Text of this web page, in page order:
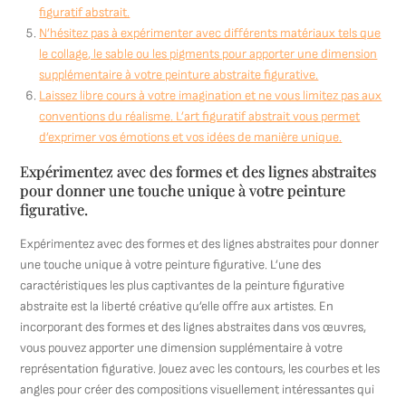
figuratif abstrait.
N’hésitez pas à expérimenter avec différents matériaux tels que
le collage, le sable ou les pigments pour apporter une dimension
supplémentaire à votre peinture abstraite figurative.
Laissez libre cours à votre imagination et ne vous limitez pas aux
conventions du réalisme. L’art figuratif abstrait vous permet
d’exprimer vos émotions et vos idées de manière unique.
Expérimentez avec des formes et des lignes abstraites
pour donner une touche unique à votre peinture
figurative.
Expérimentez avec des formes et des lignes abstraites pour donner
une touche unique à votre peinture figurative. L’une des
caractéristiques les plus captivantes de la peinture figurative
abstraite est la liberté créative qu’elle offre aux artistes. En
incorporant des formes et des lignes abstraites dans vos œuvres,
vous pouvez apporter une dimension supplémentaire à votre
représentation figurative. Jouez avec les contours, les courbes et les
angles pour créer des compositions visuellement intéressantes qui